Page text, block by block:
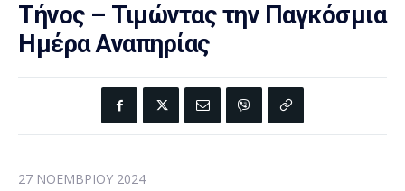
Τήνος – Τιμώντας την Παγκόσμια
Ημέρα Αναπηρίας
27 ΝΟΕΜΒΡΊΟΥ 2024